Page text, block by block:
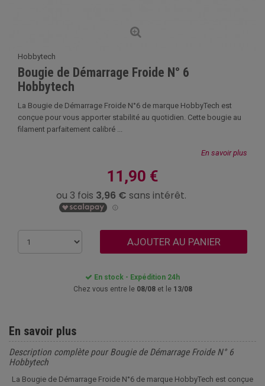
Hobbytech
Bougie de Démarrage Froide N° 6
Hobbytech
La Bougie de Démarrage Froide N°6 de marque HobbyTech est
conçue pour vous apporter stabilité au quotidien. Cette bougie au
filament parfaitement calibré ...
En savoir plus
11,90 €
AJOUTER AU PANIER
En stock - Expédition 24h
Chez vous entre le 08/08et le 13/08
En savoir plus
Description complète pour Bougie de Démarrage Froide N° 6
Hobbytech
La Bougie de Démarrage Froide N°6 de marque HobbyTech est conçue